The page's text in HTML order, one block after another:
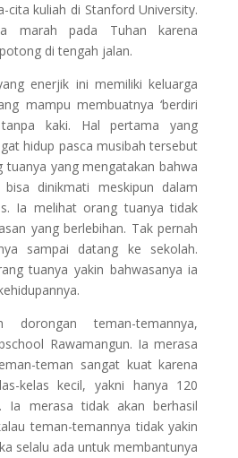
cita kuliah di Stanford University.
marah pada Tuhan karena
di tengah jalan.
enerjik ini memiliki keluarga
mampu membuatnya ‘berdiri
kaki. Hal pertama yang
hidup pasca musibah tersebut
tuanya yang mengatakan bahwa
dinikmati meskipun dalam
Ia melihat orang tuanya tidak
yang berlebihan. Tak pernah
sampai datang ke sekolah.
tuanya yakin bahwasanya ia
teman-temannya,
Rawamangun. Ia merasa
teman sangat kuat karena
kelas kecil, yakni hanya 120
Ia merasa tidak akan berhasil
teman-temannya tidak yakin
selalu ada untuk membantunya